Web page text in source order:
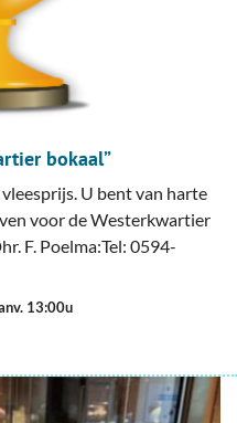
bokaal”
U bent van harte
voor de Westerkwartier
F. Poelma:Tel: 0594-
13:00u